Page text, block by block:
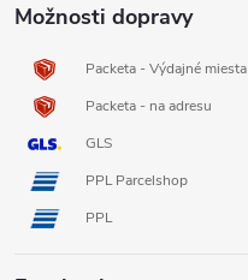
Možnosti dopravy
Packeta - Výdajné miesta
Packeta - na adresu
GLS
PPL Parcelshop
PPL